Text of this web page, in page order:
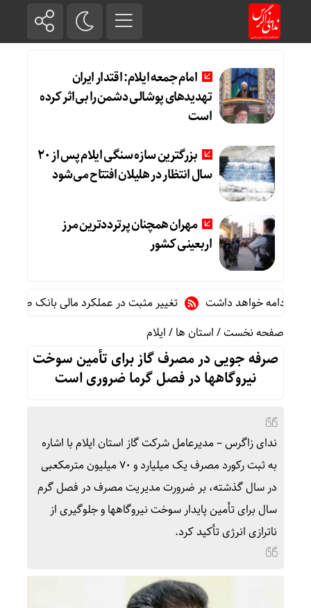
امام جمعه ایلام: اقتدار ایران
تهدیدهای پوشالی دشمن را بی‌اثر کرده
است
بزرگترین سازه سنگی ایلام پس از ۲۰
سال انتظار در هلیلان افتتاح می‌شود
مهران همچنان پرترددترین مرز
اربعینی کشور
خواهد داشت
تغییر مثبت در عملکرد مالی بانک صادرات ایران/ درآمد
صفحه نخست/استان ها/ایلام
صرفه‌ جویی در مصرف گاز برای تأمین سوخت
نیروگاهها در فصل گرما ضروری است
ندای زاگرس – مدیرعامل شرکت گاز استان ایلام با اشاره
به ثبت رکورد مصرف یک میلیارد و ۷۰ میلیون مترمکعبی
در سال گذشته، بر ضرورت مدیریت مصرف در فصل گرم
سال برای تأمین پایدار سوخت نیروگاهها و جلوگیری از
ناترازی انرژی تأکید کرد.